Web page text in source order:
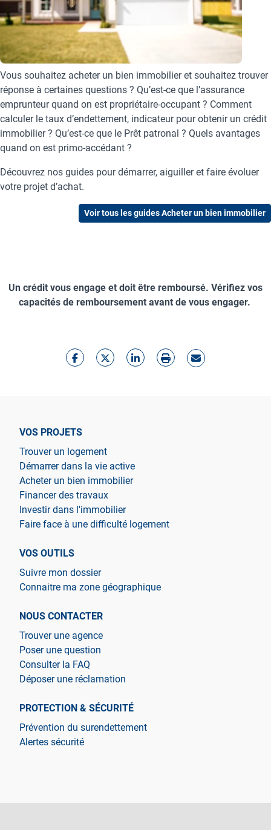
Vous souhaitez acheter un bien immobilier et souhaitez trouver
réponse à certaines questions ? Qu’est-ce que l’assurance
emprunteur quand on est propriétaire-occupant ? Comment
calculer le taux d’endettement, indicateur pour obtenir un crédit
immobilier ? Qu’est-ce que le Prêt patronal ? Quels avantages
quand on est primo-accédant ?
Découvrez nos guides pour démarrer, aiguiller et faire évoluer
votre projet d’achat.
Voir tous les guides Acheter un bien immobilier
Un crédit vous engage et doit être remboursé. Vérifiez vos
capacités de remboursement avant de vous engager.
VOS PROJETS
Trouver un logement
Démarrer dans la vie active
Acheter un bien immobilier
Financer des travaux
Investir dans l'immobilier
Faire face à une difficulté logement
VOS OUTILS
Suivre mon dossier
Connaitre ma zone géographique
NOUS CONTACTER
Trouver une agence
Poser une question
Consulter la FAQ
Déposer une réclamation
PROTECTION & SÉCURITÉ
Prévention du surendettement
Alertes sécurité